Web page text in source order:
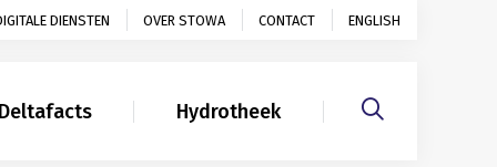
DIENSTEN OVER STOWA CONTACT ENGLISH
Hydrotheek